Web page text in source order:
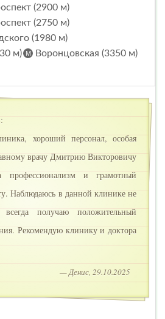
(2900 м)
(2750 м)
(1980 м)
м)
Воронцовская (3350 м)
хороший персонал, особая
врачу Дмитрию Викторовичу
профессионализм и грамотный
Наблюдаюсь в данной клинике не
получаю положительный
Рекомендую клинику и доктора
— Денис, 29.10.2025